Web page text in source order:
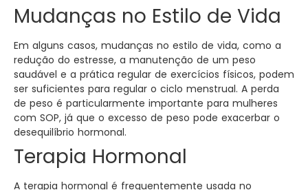
Mudanças no Estilo de Vida
Em alguns casos, mudanças no estilo de vida, como a
redução do estresse, a manutenção de um peso
saudável e a prática regular de exercícios físicos, podem
ser suficientes para regular o ciclo menstrual. A perda
de peso é particularmente importante para mulheres
com SOP, já que o excesso de peso pode exacerbar o
desequilíbrio hormonal.
Terapia Hormonal
A terapia hormonal é frequentemente usada no